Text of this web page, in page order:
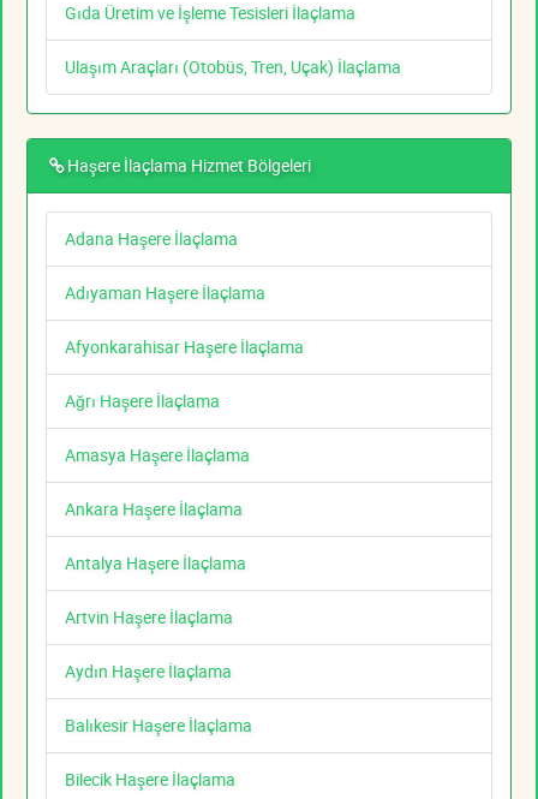
Gıda Üretim ve İşleme Tesisleri İlaçlama
Ulaşım Araçları (Otobüs, Tren, Uçak) İlaçlama
Haşere İlaçlama Hizmet Bölgeleri
Adana Haşere İlaçlama
Adıyaman Haşere İlaçlama
Afyonkarahisar Haşere İlaçlama
Ağrı Haşere İlaçlama
Amasya Haşere İlaçlama
Ankara Haşere İlaçlama
Antalya Haşere İlaçlama
Artvin Haşere İlaçlama
Aydın Haşere İlaçlama
Balıkesir Haşere İlaçlama
Bilecik Haşere İlaçlama